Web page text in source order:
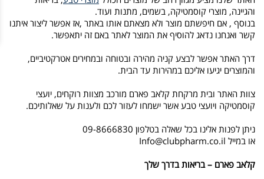
והגיינה, מוצרי קוסמטיקה, בשמים, מתנות ועוד.
בנוסף , אם חיפשתם מוצר ולא מצאתם אותו באתר ,אז אפשר ליצור איתנו
קשר ואנחנו נדאג להוסיף את המוצר לאתר באם זה יתאפשר.
דרך האתר אפשר לבצע קניה מהירה ובטוחה ובמחירים אטרקטיביים,
והמוצרים יגיעו אליכם במהירות עד הבית.
צוות האתר ובית מרקחת קלאב פארם מורכב מצוות רוקחים, יועצי
קוסמטיקה ויועצי טבע אשר ישמחו לעזור לכם ולענות על שאלותיכם.
ניתן לפנות אלינו בכל שאלה בטלפון 09-8666830
או במייל Info@clubpharm.co.il
קלאב פארם – בריאות בדרך שלך